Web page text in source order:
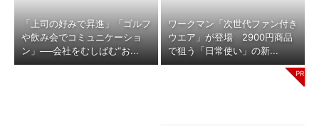
「上司の好みで昇進」「ゴルフ
や飲み会でコミュニケーショ
ン」──会社をむしばむ“お...
ワークマン「次世代ファン付き
ウエア」が登場 2900円商品
で狙う「日常使い」の新...